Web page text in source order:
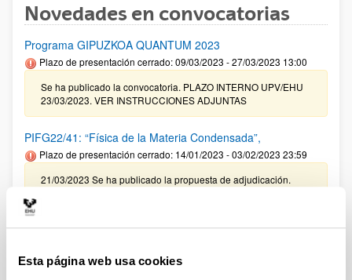
Esta página web usa cookies
Novedades en convocatorias
Programa GIPUZKOA QUANTUM 2023
Plazo de presentación cerrado: 09/03/2023 - 27/03/2023 13:00
Se ha publicado la convocatoria. PLAZO INTERNO UPV/EHU
23/03/2023. VER INSTRUCCIONES ADJUNTAS
PIFG22/41: “Física de la Materia Condensada”,
Plazo de presentación cerrado: 14/01/2023 - 03/02/2023 23:59
21/03/2023 Se ha publicado la propuesta de adjudicación.
Convocatoria para la obtención del certificado R3
Se ha publicado la convocatoria. El plazo de presentación de
las solicitudes finaliza 13 de abril de 2023 a las 14:00 horas.